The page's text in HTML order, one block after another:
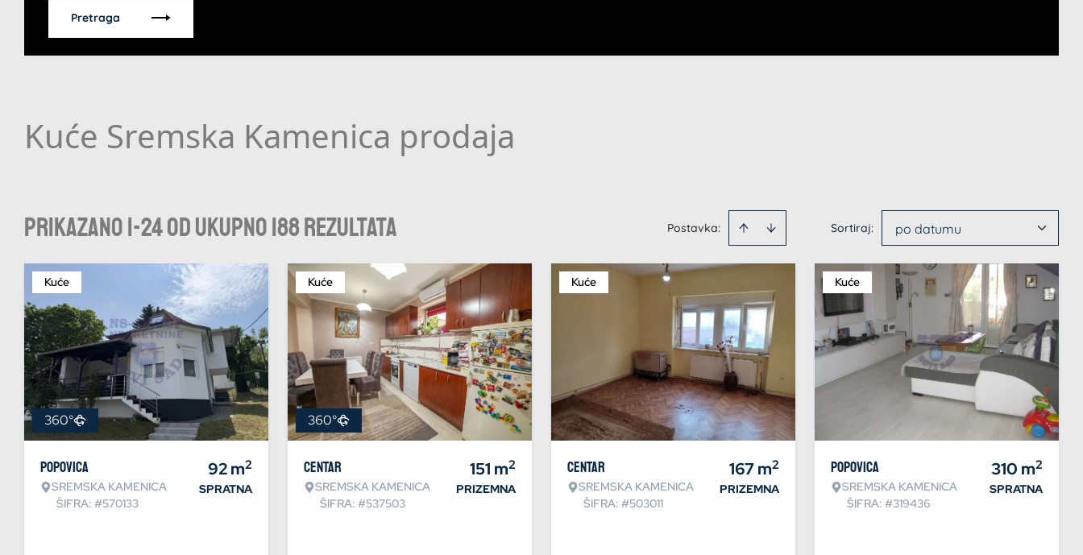
Pretraga
Kuće Sremska Kamenica prodaja
Prikazano 1-24 od ukupno 188 rezultata Postavka: Sortiraj: po datumu
Kuće
360°
Popovica
SREMSKA KAMENICA
ŠIFRA: #570133
92m2
SPRATNA
Kuće
360°
Centar
SREMSKA KAMENICA
ŠIFRA: #537503
151 m2
PRIZEMNA
Kuće
Centar
SREMSKA KAMENICA
ŠIFRA: #503011
167m2
PRIZEMNA
Kuće
Popovica
SREMSKA KAMENICA
ŠIFRA: #319436
310 m2
SPRATNA